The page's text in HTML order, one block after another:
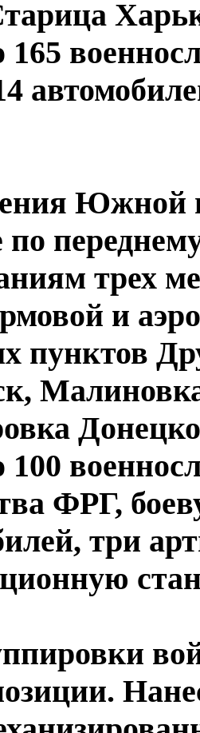
165
Южной
по
трех
и
пунктов
100
ФРГ,
три